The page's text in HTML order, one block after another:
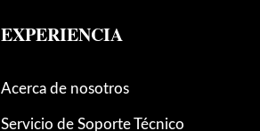
EXPERIENCIA
Acerca de nosotros
Servicio de Soporte Técnico